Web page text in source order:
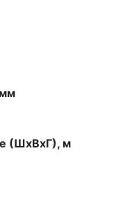
(ШхВхГ), м